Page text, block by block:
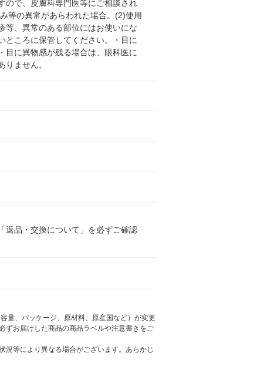
ので、皮膚科専門医等にご相談され
等の異常があらわれた場合。(2)使用
等、異常のある部位にはお使いにな
ところに保管してください。・目に
目に異物感が残る場合は、眼科医に
ません。
返品・交換について」を必ずご確認
量、パッケージ、原材料、原産国など）が変更
ずお届けした商品の商品ラベルや注意書きをご
況等により異なる場合がございます。あらかじ